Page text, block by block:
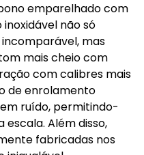
emparelhado com
não só
mas
mais cheio com
com calibres mais
de enrolamento
ruído, permitindo-
escala. Além disso,
fabricadas nos